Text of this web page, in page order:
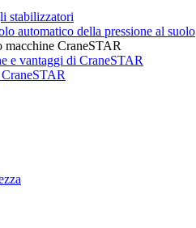
stabilizzatori
automatico della pressione al suolo
macchine CraneSTAR
e vantaggi di CraneSTAR